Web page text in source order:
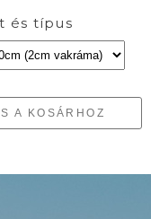
és típus
A KOSÁRHOZ